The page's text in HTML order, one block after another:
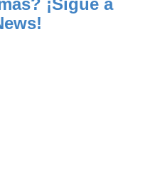
¡Sigue a